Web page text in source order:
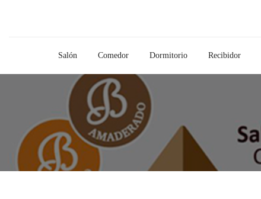
Salón Comedor Dormitorio Recibidor